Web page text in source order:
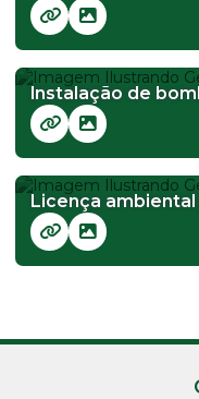
Instalação de
Licença